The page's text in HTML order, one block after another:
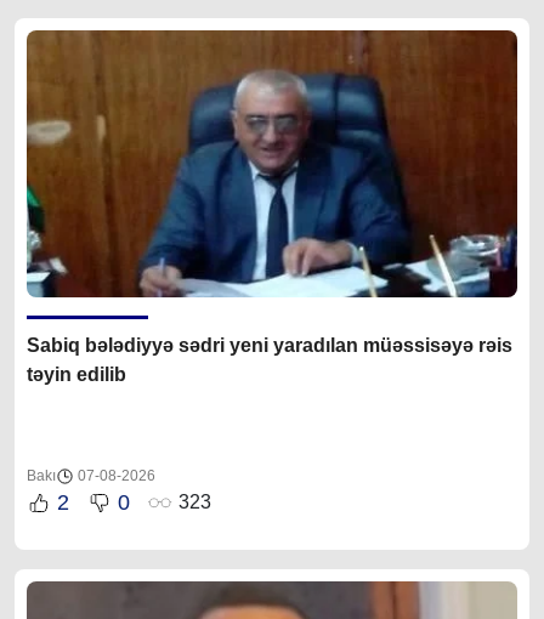
Sabiq bələdiyyə sədri yeni yaradılan müəssisəyə rəis
təyin edilib
Bakı 07-08-2026
2 0 323